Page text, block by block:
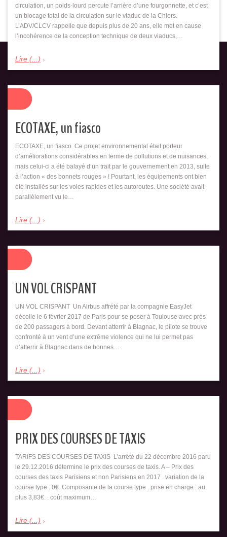
circulation, un poids-lourd percute l’arrière d’une fourgonnette, et c’est
un blocage total de la circulation sur le viaduc de la Chiers.
L’ADV/CLCV rappelle que depuis plus de 20 ans, elle met en cause
l’incohérence de la conception technique de deux viaducs,…
Lire (...)
ECOTAXE, un fiasco
ECOTAXE, un fiasco Ce projet environnemental était porteur
d’améliorations considérables en terme de pollutions et de nuisances,
mais celui-ci a été balayé d’un trait par le gouvernement en 2013, suite
à l’action « des bonnets rouges » ! Pourtant, les équipements ont bien
été installés sur les voies rapides et les autoroutes. Une société avait
parallèlement vu le…
Lire (...)
UN VOL CRISPANT
UN VOL CRISPANT Un Airbus affrété par la compagnie EasyJet
décolle le 6 février 2017 de Paris pour se poser à Toulouse avec près
de 200 passagers à bord. Devant atterrir à Blagnac, le pilote se trouve
confronté à un vent d’une extrême violence qui ne lui permet pas
d’atterrir à Blagnac dans de bonnes…
Lire (...)
PRIX DES COURSES DE TAXIS
TARIFS DES COURSES DE TAXIS L’arrêté du 22 décembre 2016 paru
le 29.12.2016 détermine le prix des courses de taxis. A – Prix des
courses des taxis Parisiens et non Parisiens en 2017 . variation de la
course type : 0€. Composante de la course type . prise en charge : au
plus 3,83€. . coût maximum…
Lire (...)